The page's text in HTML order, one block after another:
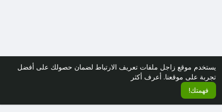
يستخدم موقع زاجل ملفات تعريف الارتباط لضمان حصولك على أفضل
تجربة على موقعنا. أعرف أكثر
فهمتك!